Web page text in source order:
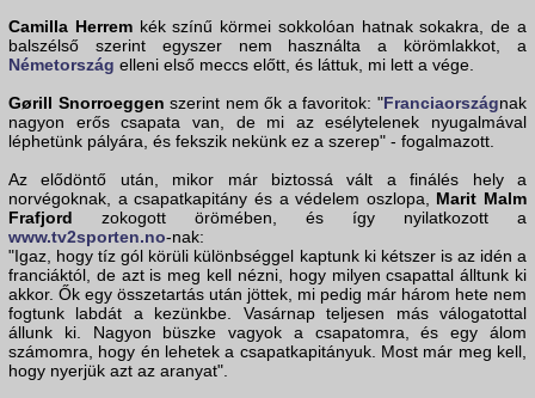
Camilla Herremkék színű körmei sokkolóan hatnak sokakra, de a
balszélső szerint egyszer nem használta a körömlakkot, a
Németország elleni első meccs előtt, és láttuk, mi lett a vége.
Gørill Snorroeggen szerint nem ők a favoritok: "Franciaországnak
nagyon erős csapata van, de mi az esélytelenek nyugalmával
léphetünk pályára, és fekszik nekünk ez a szerep" - fogalmazott.
Az elődöntő után, mikor már biztossá vált a finálés hely a
norvégoknak, a csapatkapitány és a védelem oszlopa, Marit Malm
Frafjord zokogott örömében, és így nyilatkozott a
www.tv2sporten.no-nak:
"Igaz, hogy tíz gól körüli különbséggel kaptunk ki kétszer is az idén a
franciáktól, de azt is meg kell nézni, hogy milyen csapattal álltunk ki
akkor. Ők egy összetartás után jöttek, mi pedig már három hete nem
fogtunk labdát a kezünkbe. Vasárnap teljesen más válogatottal
állunk ki. Nagyon büszke vagyok a csapatomra, és egy álom
számomra, hogy én lehetek a csapatkapitányuk. Most már meg kell,
hogy nyerjük azt az aranyat".